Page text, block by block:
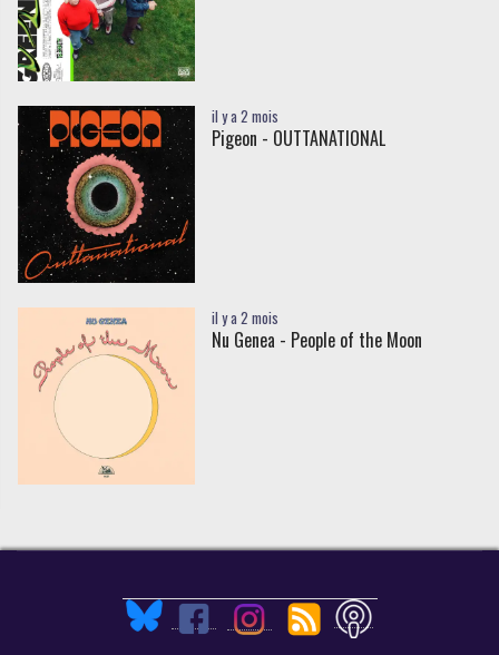
il y a 2 mois
Pigeon - OUTTANATIONAL
il y a 2 mois
Nu Genea - People of the Moon